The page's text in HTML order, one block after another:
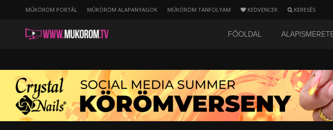
string(24) "/kezapolas/ertekeleshavi"
MŰKÖRÖM PORTÁL MŰKÖRÖM ALAPANYAGOK MŰKÖRÖM TANFOLYAM KEDVENCEK KERESÉS
A
legjobb
videói
-
Kézápolás
FŐOLDAL